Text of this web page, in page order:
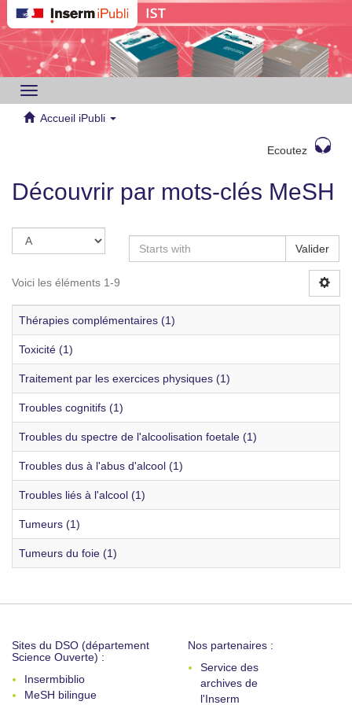
Toggle
navigation
Accueil iPubli
Ecoutez
Découvrir par mots-clés MeSH
Valider
Voici les éléments 1-9
Thérapies complémentaires (1)
Toxicité (1)
Traitement par les exercices physiques (1)
Troubles cognitifs (1)
Troubles du spectre de l'alcoolisation foetale (1)
Troubles dus à l'abus d'alcool (1)
Troubles liés à l'alcool (1)
Tumeurs (1)
Tumeurs du foie (1)
Sites du DSO (département
Science Ouverte) :
Insermbiblio
MeSH bilingue
Nos partenaires :
Service des
archives de
l'Inserm